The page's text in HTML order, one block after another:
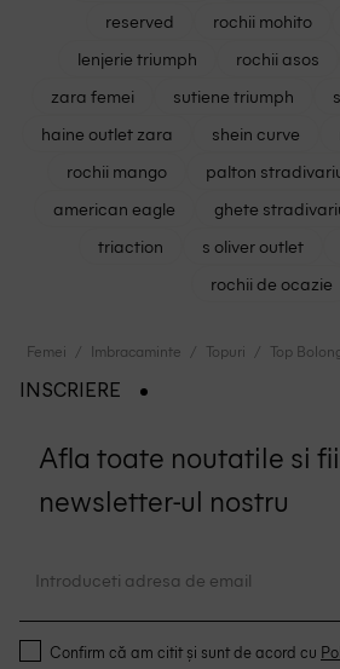
reserved
rochii mohito
lenjerie triumph
rochii asos
zara femei
sutiene triumph
haine outlet zara
shein curve
rochii mango
palton
american eagle
ghete
triaction
s oliver outlet
rochii de ocazie
Femei Imbracaminte Topuri Top
INSCRIERE
Afla toate noutatile si
newsletter-ul nostru
Confirm că am citit și sunt de acord cu